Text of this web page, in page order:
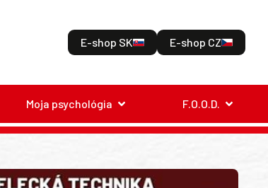
E-shop SK E-shop CZ
Moja psychológia F.O.O.D.